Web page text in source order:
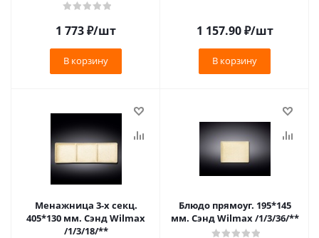
1 773₽/шт
В корзину
1 157.90₽/шт
В корзину
Менажница 3-х секц.
405*130 мм. Сэнд Wilmax
/1/3/18/**
Блюдо прямоуг. 195*145
мм. Сэнд Wilmax /1/3/36/**